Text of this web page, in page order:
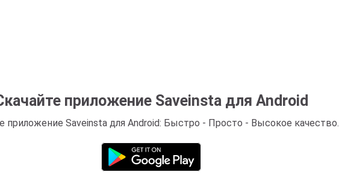
приложение Saveinsta для Android
приложение Saveinsta для Android: Быстро - Просто - Высокое качество.